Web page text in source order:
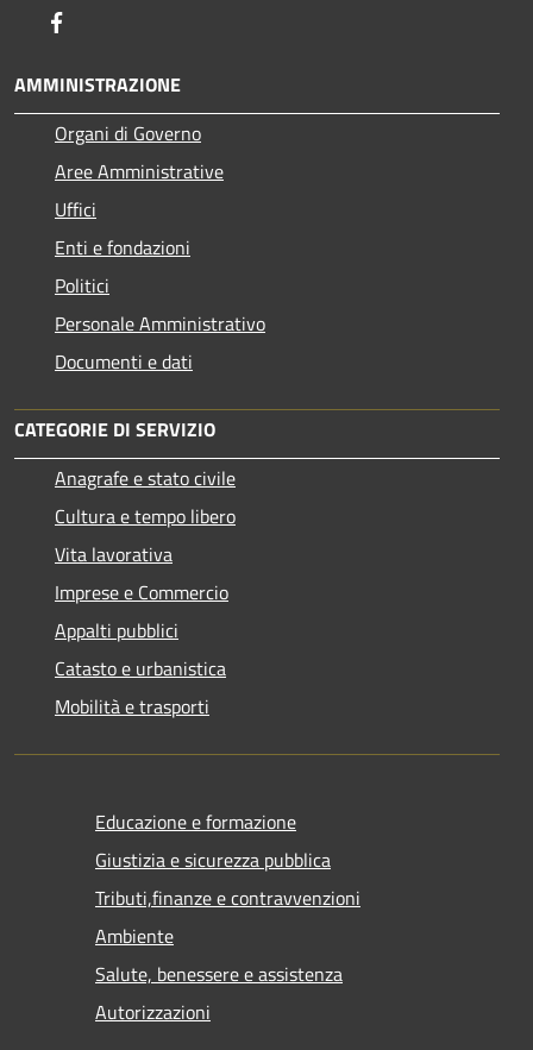
AMMINISTRAZIONE
Organi di Governo
Aree Amministrative
Uffici
Enti e fondazioni
Politici
Personale Amministrativo
Documenti e dati
CATEGORIE DI SERVIZIO
Anagrafe e stato civile
Cultura e tempo libero
Vita lavorativa
Imprese e Commercio
Appalti pubblici
Catasto e urbanistica
Mobilità e trasporti
Educazione e formazione
Giustizia e sicurezza pubblica
Tributi,finanze e contravvenzioni
Ambiente
Salute, benessere e assistenza
Autorizzazioni